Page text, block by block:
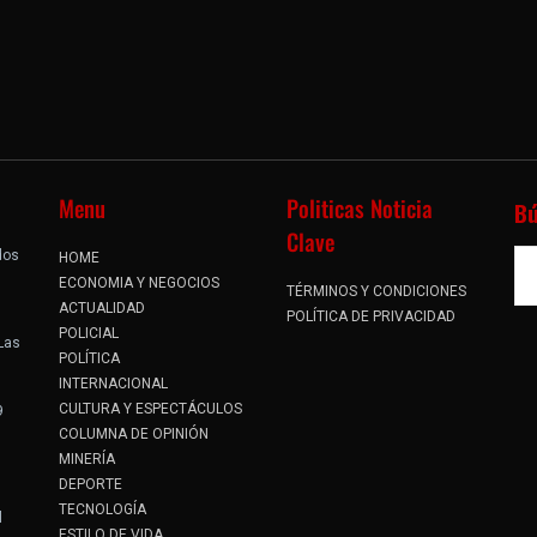
Menu
HOME
ECONOMIA Y NEGOCIOS
ACTUALIDAD
POLICIAL
POLÍTICA
INTERNACIONAL
CULTURA Y ESPECTÁCULOS
COLUMNA DE OPINIÓN
MINERÍA
DEPORTE
TECNOLOGÍA
Politicas Noticia
Clave
TÉRMINOS Y CONDICIONES
POLÍTICA DE PRIVACIDAD